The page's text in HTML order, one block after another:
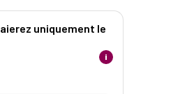
uniquement le
i